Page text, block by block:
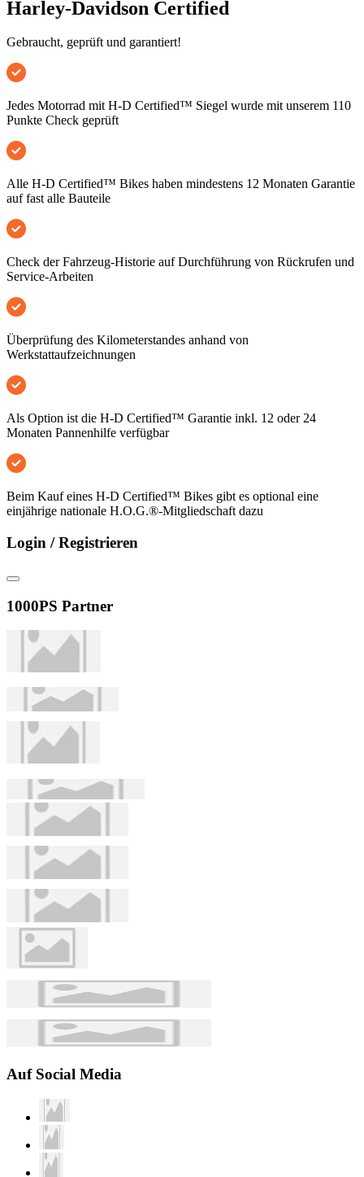
Harley-Davidson Certified
Gebraucht, geprüft und garantiert!
Jedes Motorrad mit H-D Certified™ Siegel wurde mit unserem 110
Punkte Check geprüft
Alle H-D Certified™ Bikes haben mindestens 12 Monaten Garantie
auf fast alle Bauteile
Check der Fahrzeug-Historie auf Durchführung von Rückrufen und
Service-Arbeiten
Überprüfung des Kilometerstandes anhand von
Werkstattaufzeichnungen
Als Option ist die H-D Certified™ Garantie inkl. 12 oder 24
Monaten Pannenhilfe verfügbar
Beim Kauf eines H-D Certified™ Bikes gibt es optional eine
einjährige nationale H.O.G.®-Mitgliedschaft dazu
Login / Registrieren
1000PS Partner
Auf Social Media